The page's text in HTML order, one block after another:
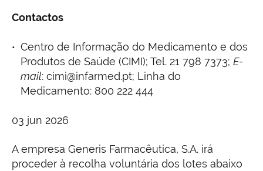
Contactos
Centro de Informação do Medicamento e dos
Produtos de Saúde (CIMI); Tel. 21 798 7373; E-
mail: cimi@infarmed.pt; Linha do
Medicamento: 800 222 444
03 jun 2026
A empresa Generis Farmacêutica, S.A. irá
proceder à recolha voluntária dos lotes abaixo